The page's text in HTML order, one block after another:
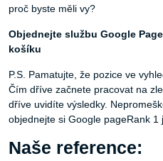
proč byste měli vy?
Objednejte službu Google
košíku
P.S. Pamatujte, že pozice ve
Čím dříve začnete pracovat na
dříve uvidíte výsledky.
objednejte si Google pageRank 1
Naše reference: